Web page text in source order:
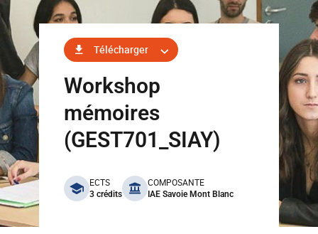
Télécharger
Workshop
mémoires
(GEST701_SIAY)
benefits
ECTS
3 crédits
COMPOSANTE
IAE Savoie Mont Blanc